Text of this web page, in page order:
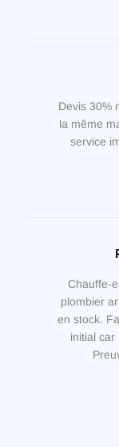
Devis 30%
la même
service
Chauffe-
plombier
en stock.
initial car